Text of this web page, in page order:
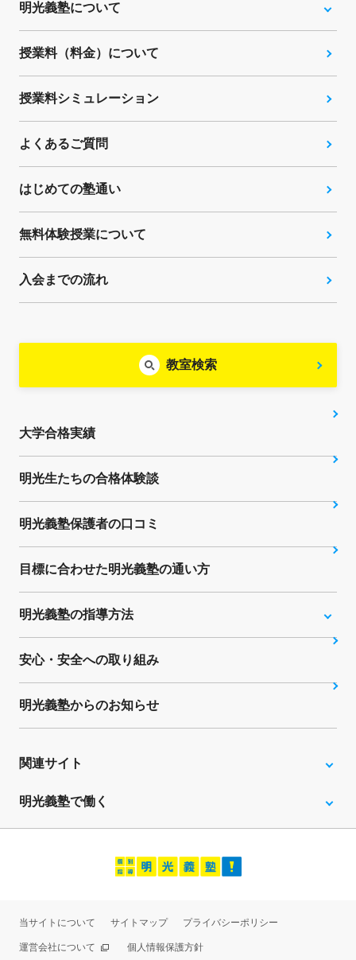
明光義塾について
授業料（料金）について
授業料シミュレーション
よくあるご質問
はじめての塾通い
無料体験授業について
入会までの流れ
教室検索
大学合格実績
明光生たちの合格体験談
明光義塾保護者の口コミ
目標に合わせた明光義塾の通い方
明光義塾の指導方法
安心・安全への取り組み
明光義塾からのお知らせ
関連サイト
明光義塾で働く
当サイトについて サイトマップ プライバシーポリシー
運営会社について 個人情報保護方針